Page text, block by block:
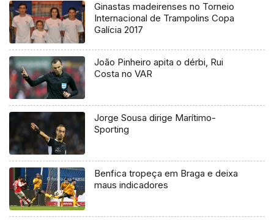
Ginastas madeirenses no Torneio
Internacional de Trampolins Copa
Galícia 2017
João Pinheiro apita o dérbi, Rui
Costa no VAR
Jorge Sousa dirige Marítimo-
Sporting
Benfica tropeça em Braga e deixa
maus indicadores